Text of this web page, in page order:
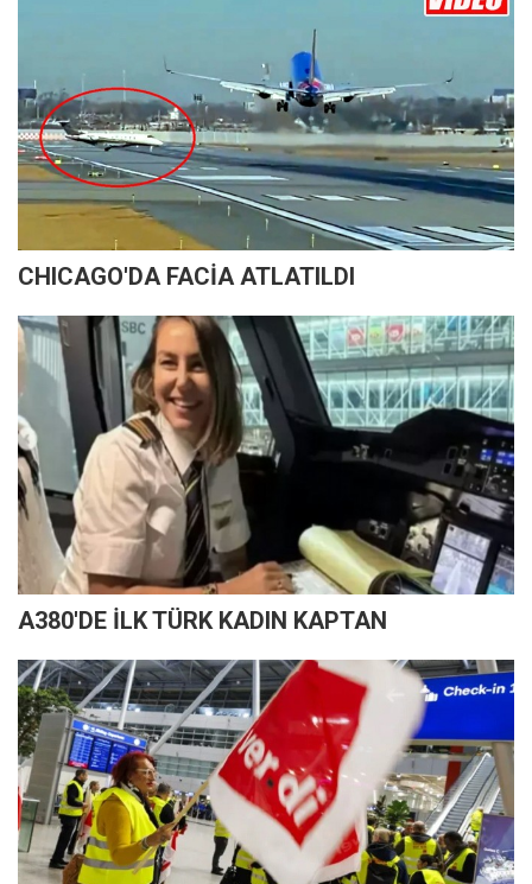
CHICAGO'DA FACİA ATLATILDI
A380'DE İLK TÜRK KADIN KAPTAN